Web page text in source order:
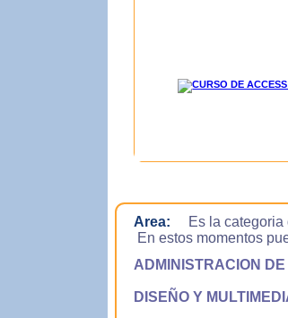
Area:
Es la
En estos momentos
ADMINISTRACION DE
DISEÑO Y